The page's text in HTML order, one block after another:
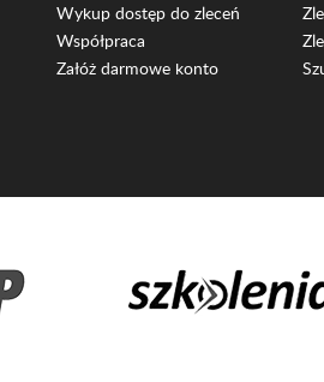
Wykup dostęp do zleceń
Współpraca
Załóż darmowe konto